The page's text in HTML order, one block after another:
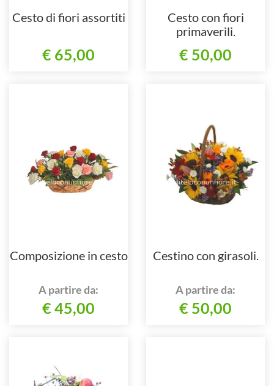
Cesto di fiori assortiti
€ 65,00
Cesto con fiori
primaverili.
€ 50,00
Composizione in cesto
A partire da:
€ 45,00
Cestino con girasoli.
A partire da:
€ 50,00